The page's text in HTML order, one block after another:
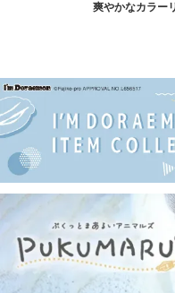
爽やかなカラー